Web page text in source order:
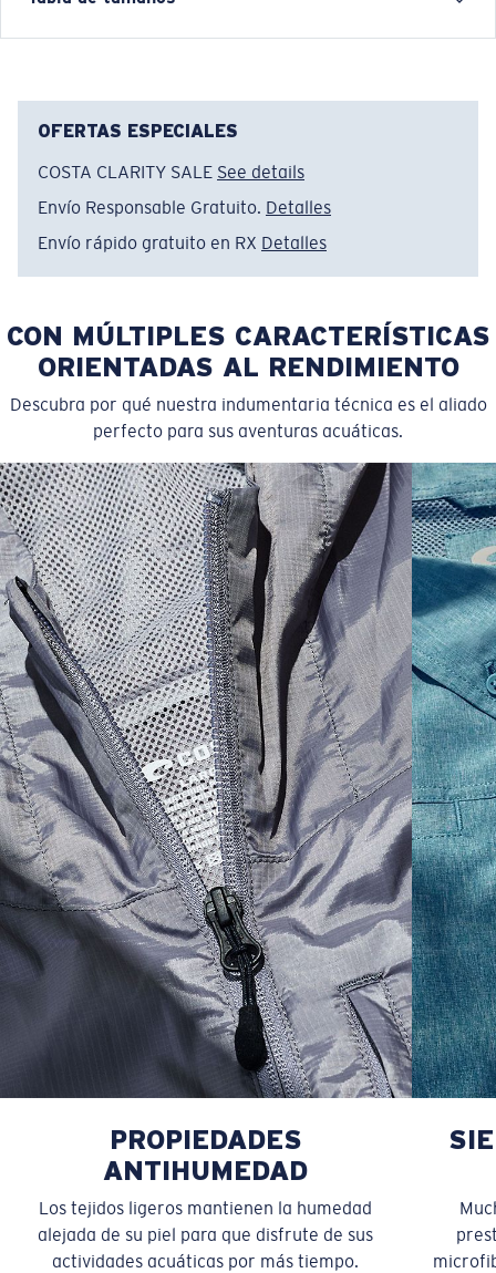
Nombre del modelo:Freedom Costa
Tamaño:XL
SIZES 1. CHEST 2. BODY LENGTH 3. SLEEVE LENGTH
S 19" 27” 7 ¾”
M 21" 28" 8 ¼”
L 23” 29” 8 ¾”
XL 25” 30” 9 ¼”
XXL 27” 31” 9 ¾”
OFERTAS ESPECIALES
COSTA CLARITY SALE See details
Envío Responsable Gratuito. Detalles
Envío rápido gratuito en RX Detalles
CON MÚLTIPLES CARACTERÍSTICAS
ORIENTADAS AL RENDIMIENTO
Descubra por qué nuestra indumentaria técnica es el aliado
perfecto para sus aventuras acuáticas.
PROPIEDADES
ANTIHUMEDAD
Los tejidos ligeros mantienen la humedad
alejada de su piel para que disfrute de sus
actividades acuáticas por más tiempo.